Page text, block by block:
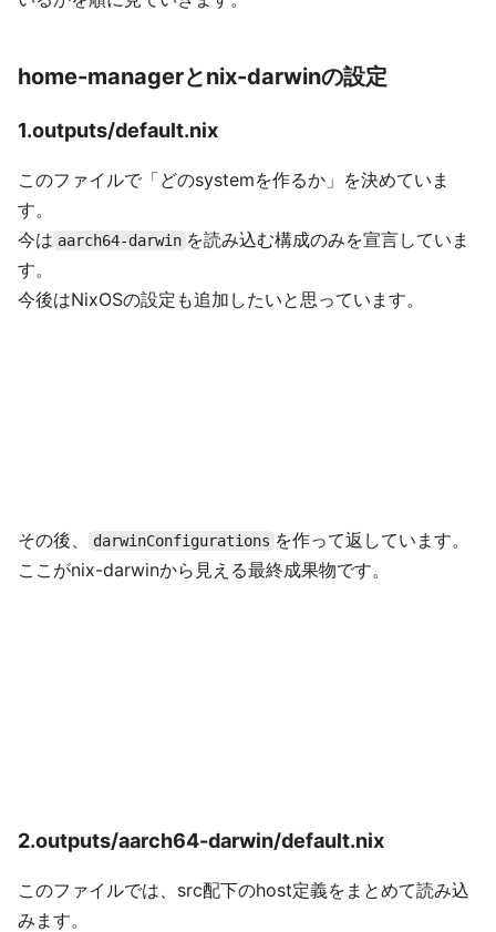
home-managerとnix-darwinの設定
1.outputs/default.nix
このファイルで「どのsystemを作るか」を決めていま
す。
今は aarch64-darwin を読み込む構成のみを宣言していま
す。
今後はNixOSの設定も追加したいと思っています。
その後、 darwinConfigurations を作って返しています。
ここがnix-darwinから見える最終成果物です。
2.outputs/aarch64-darwin/default.nix
このファイルでは、src配下のhost定義をまとめて読み込
みます。